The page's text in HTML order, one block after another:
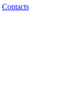
Contacts